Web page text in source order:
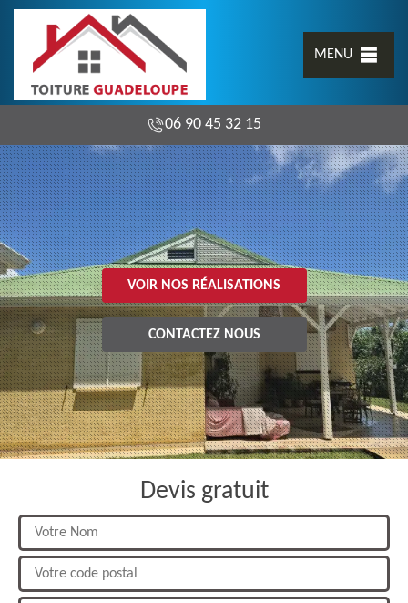
MENU
06 90 45 32 15
VOIR NOS RÉALISATIONS
CONTACTEZ NOUS
Devis gratuit